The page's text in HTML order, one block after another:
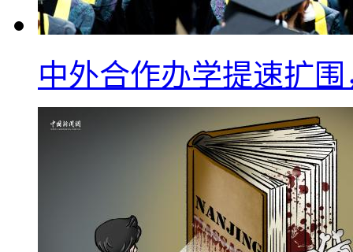
中外合作办学提速扩